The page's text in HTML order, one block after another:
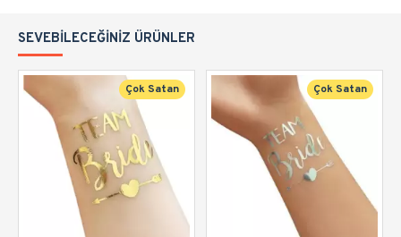
SEVEBILECEĞINIZ ÜRÜNLER
Çok Satan Çok Satan